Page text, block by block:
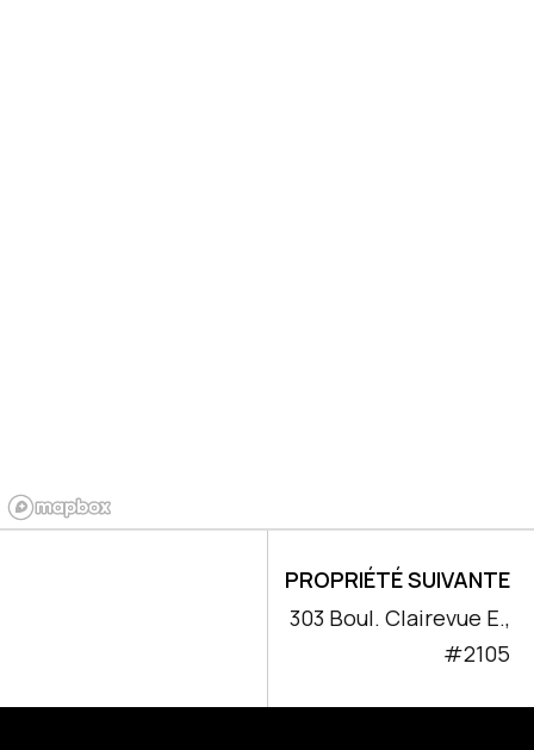
PROPRIÉTÉ SUIVANTE
303 Boul. Clairevue E.,
#2105